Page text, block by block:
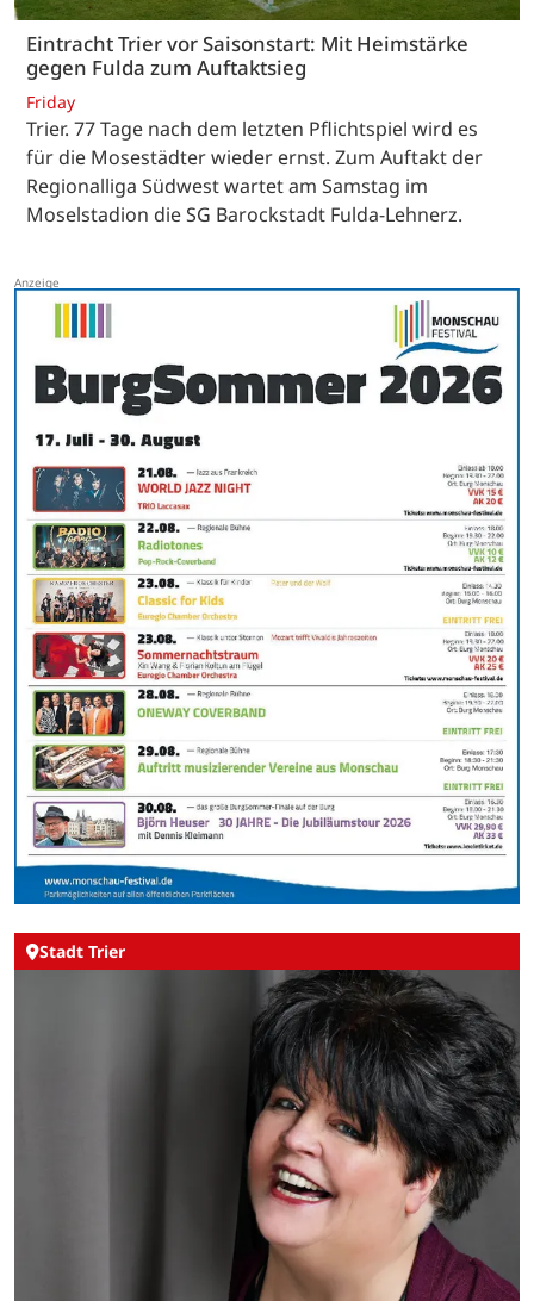
Eintracht Trier vor Saisonstart: Mit Heimstärke
gegen Fulda zum Auftaktsieg
Friday
Trier. 77 Tage nach dem letzten Pflichtspiel wird es
für die Mosestädter wieder ernst. Zum Auftakt der
Regionalliga Südwest wartet am Samstag im
Moselstadion die SG Barockstadt Fulda-Lehnerz.
Stadt Trier